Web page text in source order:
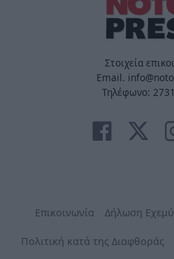
Στοιχεία
Email.
Τηλέφωνο:
Επικοινωνία Δήλωση
Πολιτική κατά της Διαφθοράς